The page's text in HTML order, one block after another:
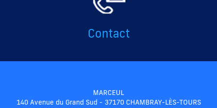
Contact
MARCEUL
140 Avenue du Grand Sud - 37170 CHAMBRAY-LÈS-TOURS